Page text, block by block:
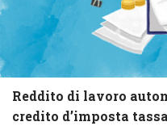
Reddito di lavoro
credito d’imposta